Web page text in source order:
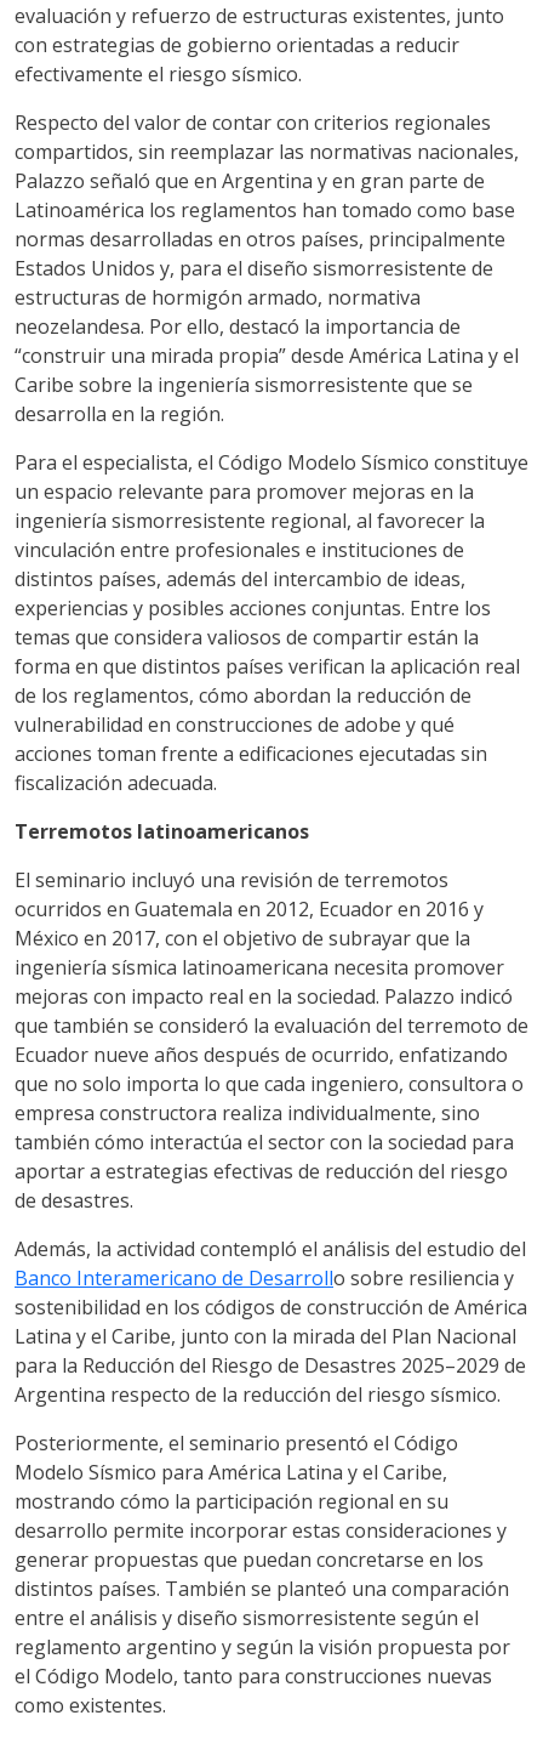
evaluación y refuerzo de estructuras existentes, junto
con estrategias de gobierno orientadas a reducir
efectivamente el riesgo sísmico.
Respecto del valor de contar con criterios regionales
compartidos, sin reemplazar las normativas nacionales,
Palazzo señaló que en Argentina y en gran parte de
Latinoamérica los reglamentos han tomado como base
normas desarrolladas en otros países, principalmente
Estados Unidos y, para el diseño sismorresistente de
estructuras de hormigón armado, normativa
neozelandesa. Por ello, destacó la importancia de
“construir una mirada propia” desde América Latina y el
Caribe sobre la ingeniería sismorresistente que se
desarrolla en la región.
Para el especialista, el Código Modelo Sísmico constituye
un espacio relevante para promover mejoras en la
ingeniería sismorresistente regional, al favorecer la
vinculación entre profesionales e instituciones de
distintos países, además del intercambio de ideas,
experiencias y posibles acciones conjuntas. Entre los
temas que considera valiosos de compartir están la
forma en que distintos países verifican la aplicación real
de los reglamentos, cómo abordan la reducción de
vulnerabilidad en construcciones de adobe y qué
acciones toman frente a edificaciones ejecutadas sin
fiscalización adecuada.
Terremotos latinoamericanos
El seminario incluyó una revisión de terremotos
ocurridos en Guatemala en 2012, Ecuador en 2016 y
México en 2017, con el objetivo de subrayar que la
ingeniería sísmica latinoamericana necesita promover
mejoras con impacto real en la sociedad. Palazzo indicó
que también se consideró la evaluación del terremoto de
Ecuador nueve años después de ocurrido, enfatizando
que no solo importa lo que cada ingeniero, consultora o
empresa constructora realiza individualmente, sino
también cómo interactúa el sector con la sociedad para
aportar a estrategias efectivas de reducción del riesgo
de desastres.
Además, la actividad contempló el análisis del estudio del
Banco Interamericano de Desarrollo sobre resiliencia y
sostenibilidad en los códigos de construcción de América
Latina y el Caribe, junto con la mirada del Plan Nacional
para la Reducción del Riesgo de Desastres 2025–2029 de
Argentina respecto de la reducción del riesgo sísmico.
Posteriormente, el seminario presentó el Código
Modelo Sísmico para América Latina y el Caribe,
mostrando cómo la participación regional en su
desarrollo permite incorporar estas consideraciones y
generar propuestas que puedan concretarse en los
distintos países. También se planteó una comparación
entre el análisis y diseño sismorresistente según el
reglamento argentino y según la visión propuesta por
el Código Modelo, tanto para construcciones nuevas
como existentes.